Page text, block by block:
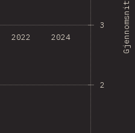
2022 2024
2
3 Gjennomsnitt